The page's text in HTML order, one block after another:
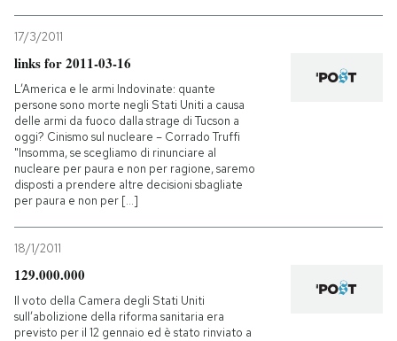
17/3/2011
links for 2011-03-16
L’America e le armi Indovinate: quante
persone sono morte negli Stati Uniti a causa
delle armi da fuoco dalla strage di Tucson a
oggi? Cinismo sul nucleare – Corrado Truffi
"Insomma, se scegliamo di rinunciare al
nucleare per paura e non per ragione, saremo
disposti a prendere altre decisioni sbagliate
per paura e non per [...]
18/1/2011
129.000.000
Il voto della Camera degli Stati Uniti
sull’abolizione della riforma sanitaria era
previsto per il 12 gennaio ed è stato rinviato a